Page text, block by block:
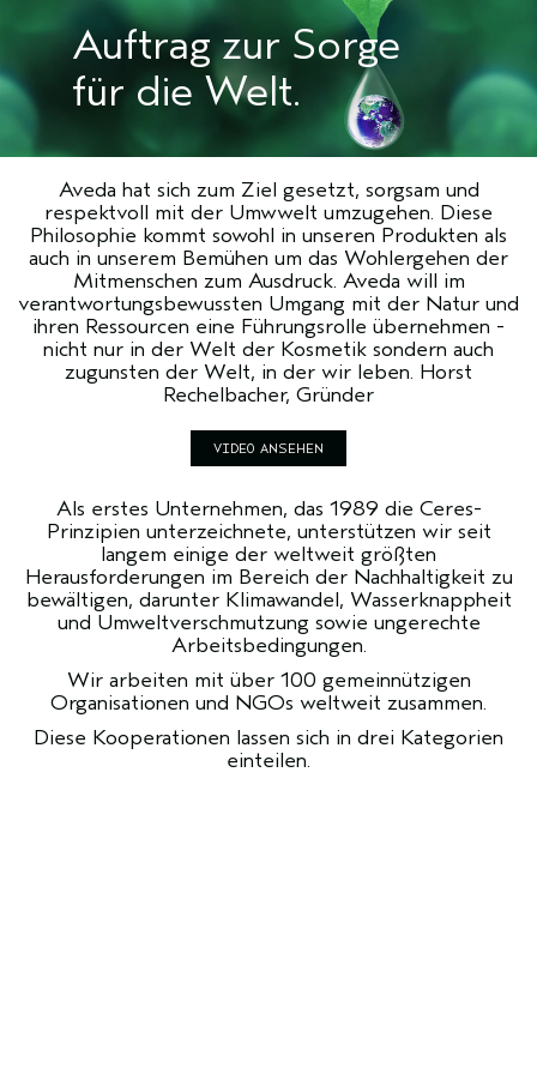
Auftrag zur Sorge
für die Welt.
Aveda hat sich zum Ziel gesetzt, sorgsam und
respektvoll mit der Umwwelt umzugehen. Diese
Philosophie kommt sowohl in unseren Produkten als
auch in unserem Bemühen um das Wohlergehen der
Mitmenschen zum Ausdruck. Aveda will im
verantwortungsbewussten Umgang mit der Natur und
ihren Ressourcen eine Führungsrolle übernehmen -
nicht nur in der Welt der Kosmetik sondern auch
zugunsten der Welt, in der wir leben. Horst
Rechelbacher, Gründer
VIDEO ANSEHEN
Als erstes Unternehmen, das 1989 die Ceres-
Prinzipien unterzeichnete, unterstützen wir seit
langem einige der weltweit größten
Herausforderungen im Bereich der Nachhaltigkeit zu
bewältigen, darunter Klimawandel, Wasserknappheit
und Umweltverschmutzung sowie ungerechte
Arbeitsbedingungen.
Wir arbeiten mit über 100 gemeinnützigen
Organisationen und NGOs weltweit zusammen.
Diese Kooperationen lassen sich in drei Kategorien
einteilen.